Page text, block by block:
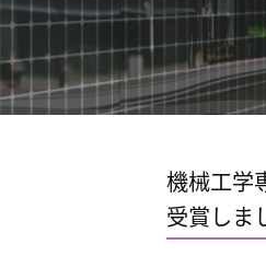
機械工学
受賞しま